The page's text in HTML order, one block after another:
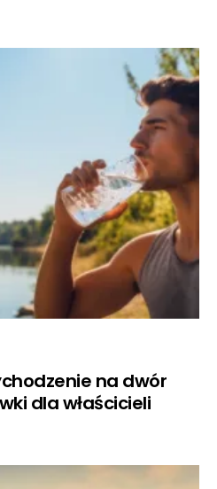
na dwór
dla właścicieli